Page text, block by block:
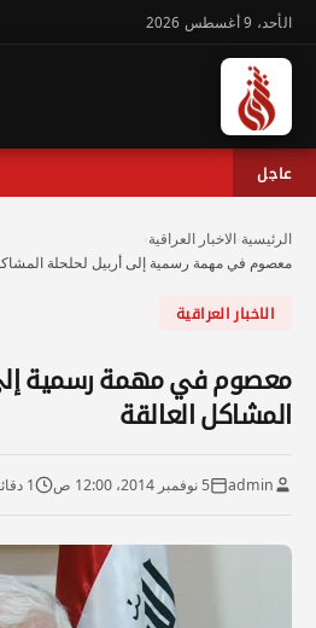
الأحد، 9 أغسطس 2026
عاجل
الرئيسية الاخبار العراقية
معصوم في مهمة رسمية إلى أربيل لحلحلة
الاخبار العراقية
معصوم في مهمة رسمية إلى
المشاكل العالقة
admin 5 نوفمبر 2014، 12:00 ص 1 دقائق قراءة